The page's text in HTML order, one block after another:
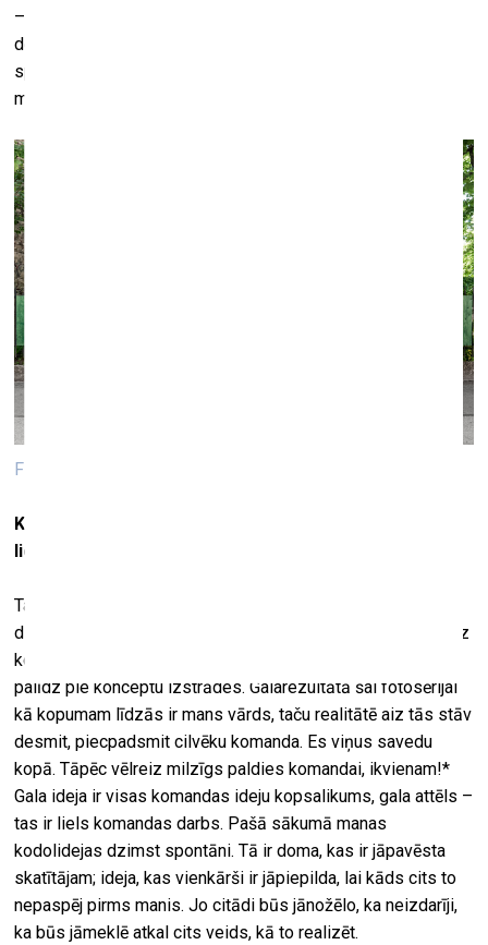
–spēlēties. Bet vairums blokmāju pagalmu ir kļuvuši par
degradētām teritorijām. Noplukuši un bieži vien aizauguši
spēļu laukumi, kur jaunieši karājas kaut kādās stangās – tā
mēs no aizmirstības izceļam savu bērnību.
Filipa Šmita izstādes “Nelīmējiet afišas” ekspozīcija, 2021
Kā nonāci līdz idejai par fotogrāfiju eksponēšanu uz
lielformāta reklāmas bannera?
Tas arī patiesībā notika jau pirms daudziem gadiem, kad
diskutējām par to ar manu draudzeni Ievu. Mēs vispār daudz
kopā domājām. Viņa man arī ir liels stūrakmens, daudz
palīdz pie konceptu izstrādes. Galarezultātā šai fotosērijai
kā kopumam līdzās ir mans vārds, taču realitātē aiz tās stāv
desmit, piecpadsmit cilvēku komanda. Es viņus savedu
kopā. Tāpēc vēlreiz milzīgs paldies komandai, ikvienam!*
Gala ideja ir visas komandas ideju kopsalikums, gala attēls –
tas ir liels komandas darbs. Pašā sākumā manas
kodolidejas dzimst spontāni. Tā ir doma, kas ir jāpavēsta
skatītājam; ideja, kas vienkārši ir jāpiepilda, lai kāds cits to
nepaspēj pirms manis. Jo citādi būs jānožēlo, ka neizdarīji,
ka būs jāmeklē atkal cits veids, kā to realizēt.